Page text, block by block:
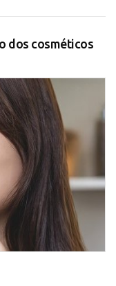
dos cosméticos